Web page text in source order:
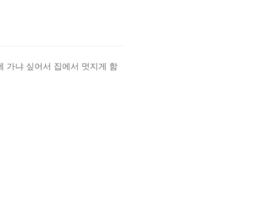
가냐 싶어서 집에서 멋지게 함